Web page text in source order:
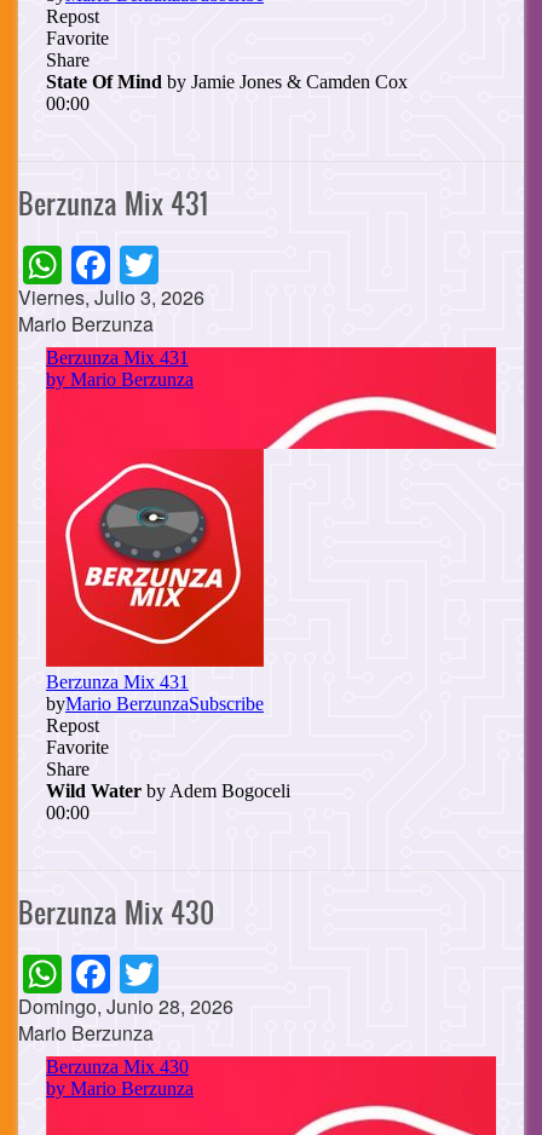
Berzunza Mix 431
WhatsApp
Facebook
Viernes, Julio 3, 2026
Mario Berzunza
Cuerpo
Berzunza Mix 430
WhatsApp
Facebook
Domingo, Junio 28, 2026
Mario Berzunza
Cuerpo